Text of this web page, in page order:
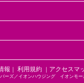
報 ｜ 利用規約 ｜ アクセスマ
ーズ／イオンハウジング イオンモー